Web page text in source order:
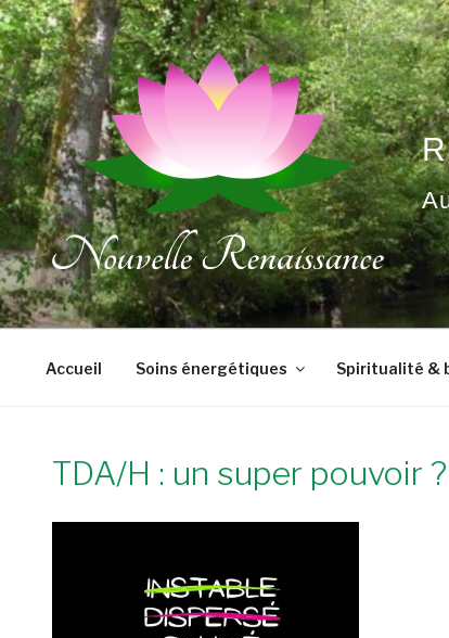
Aller
au
contenu
principal
Accueil Soins énergétiques Spiritualité &
TDA/H : un super pouvoir ?